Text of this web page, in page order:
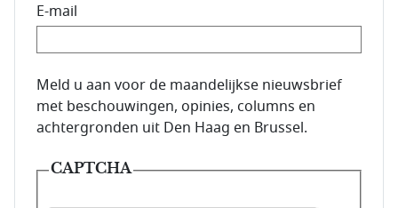
E-mail
E-mailadres van de abonnee.
Meld u aan voor de maandelijkse nieuwsbrief
met beschouwingen, opinies, columns en
achtergronden uit Den Haag en Brussel.
CAPTCHA